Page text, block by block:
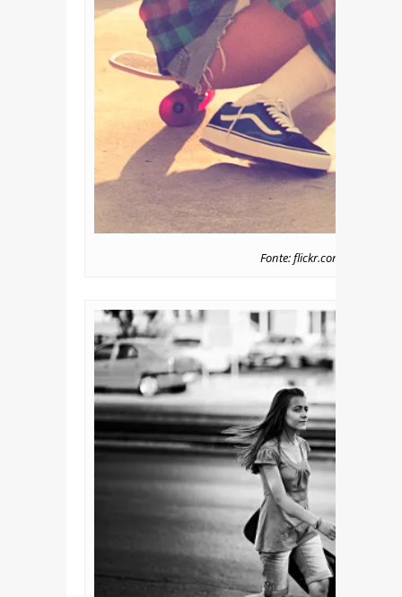
Fonte: flickr.com/photos/